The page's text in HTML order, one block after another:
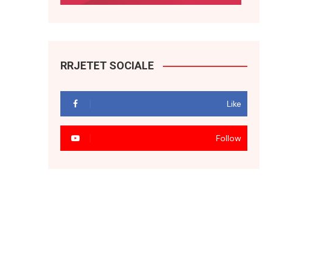
RRJETET SOCIALE
Like
Follow